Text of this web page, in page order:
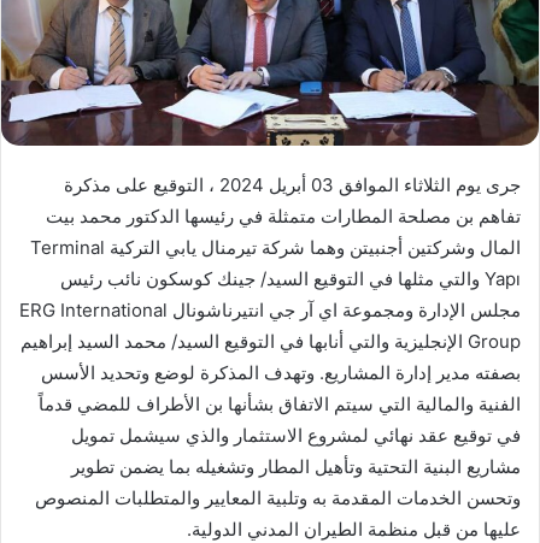
جرى يوم الثلاثاء الموافق 03 أبريل 2024 ، التوقيع على مذكرة
تفاهم بن مصلحة المطارات متمثلة في رئيسها الدكتور محمد بيت
المال وشركتين أجنبيتن وهما شركة تيرمنال يابي التركية Terminal
Yapı والتي مثلها في التوقيع السيد/ جينك كوسكون نائب رئيس
مجلس الإدارة ومجموعة اي آر جي انتيرناشونال ERG International
Group الإنجليزية والتي أنابها في التوقيع السيد/ محمد السيد إبراهيم
بصفته مدير إدارة المشاريع. وتهدف المذكرة لوضع وتحديد الأسس
الفنية والمالية التي سيتم الاتفاق بشأنها بن الأطراف للمضي قدماً
في توقيع عقد نهائي لمشروع الاستثمار والذي سيشمل تمويل
مشاريع البنية التحتية وتأهيل المطار وتشغيله بما يضمن تطوير
وتحسن الخدمات المقدمة به وتلبية المعايير والمتطلبات المنصوص
عليها من قبل منظمة الطيران المدني الدولية.